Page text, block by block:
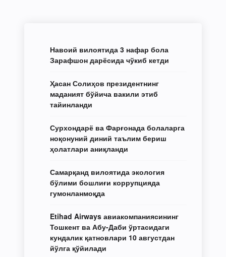
Навоий вилоятида 3 нафар бола
Зарафшон дарёсида чўкиб кетди
Ҳасан Солиҳов президентнинг
маданият бўйича вакили этиб
тайинланди
Сурхондарё ва Фарғонада болаларга
ноқонуний диний таълим бериш
ҳолатлари аниқланди
Самарқанд вилоятида экология
бўлими бошлиғи коррупцияда
гумонланмоқда
Etihad Airways авиакомпаниясининг
Тошкент ва Абу-Даби ўртасидаги
кундалик қатновлари 10 августдан
йўлга қўйилади